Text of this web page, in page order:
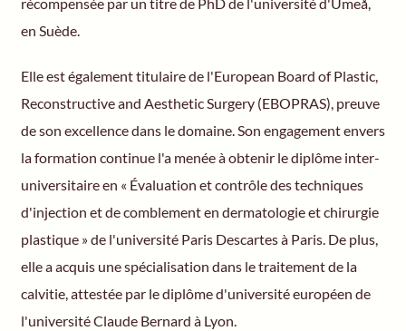
en Suède.
Elle est également titulaire de l'European Board of Plastic,
Reconstructive and Aesthetic Surgery (EBOPRAS), preuve
de son excellence dans le domaine. Son engagement envers
la formation continue l'a menée à obtenir le diplôme inter-
universitaire en « Évaluation et contrôle des techniques
d'injection et de comblement en dermatologie et chirurgie
plastique » de l'université Paris Descartes à Paris. De plus,
elle a acquis une spécialisation dans le traitement de la
calvitie, attestée par le diplôme d'université européen de
l'université Claude Bernard à Lyon.